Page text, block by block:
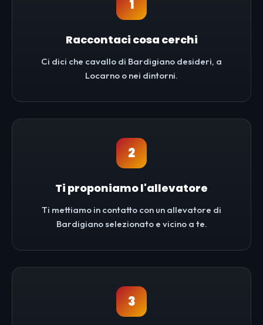
1
Raccontaci cosa cerchi
Ci dici che cavallo di Bardigiano desideri, a
Locarno o nei dintorni.
2
Ti proponiamo l'allevatore
Ti mettiamo in contatto con un allevatore di
Bardigiano selezionato e vicino a te.
3